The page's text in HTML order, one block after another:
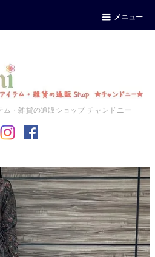
メニュー
ム・雑貨の通販ショップ チャンドニー